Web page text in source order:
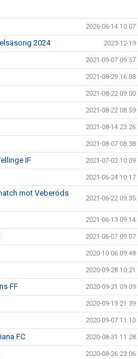
2026-06-14 10:07
2024 2023-12-19
2021-09-07 09:57
2021-08-29 16:08
2021-08-22 09:00
2021-08-22 08:59
2021-08-14 23:26
2021-08-07 08:38
IF 2021-07-02 10:09
2021-06-24 10:17
mot Veberöds
2021-06-22 09:35
2021-06-13 09:14
2021-06-07 09:07
2020-10-06 09:48
2020-09-28 10:21
FF 2020-09-21 09:09
2020-09-13 21:39
2020-09-07 11:10
FC 2020-08-31 11:28
2020-08-26 23:06